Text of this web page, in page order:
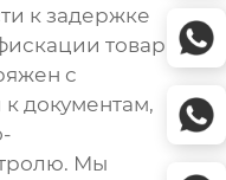
к задержке
товара.
с
документам,
Мы